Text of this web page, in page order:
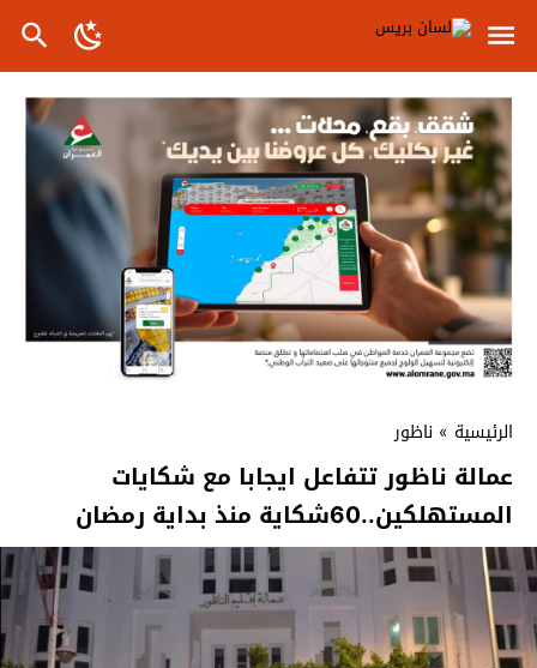
الرئيسية » ناظور
عمالة ناظور تتفاعل ايجابا مع شكايات
المستهلكين..60شكاية منذ بداية رمضان